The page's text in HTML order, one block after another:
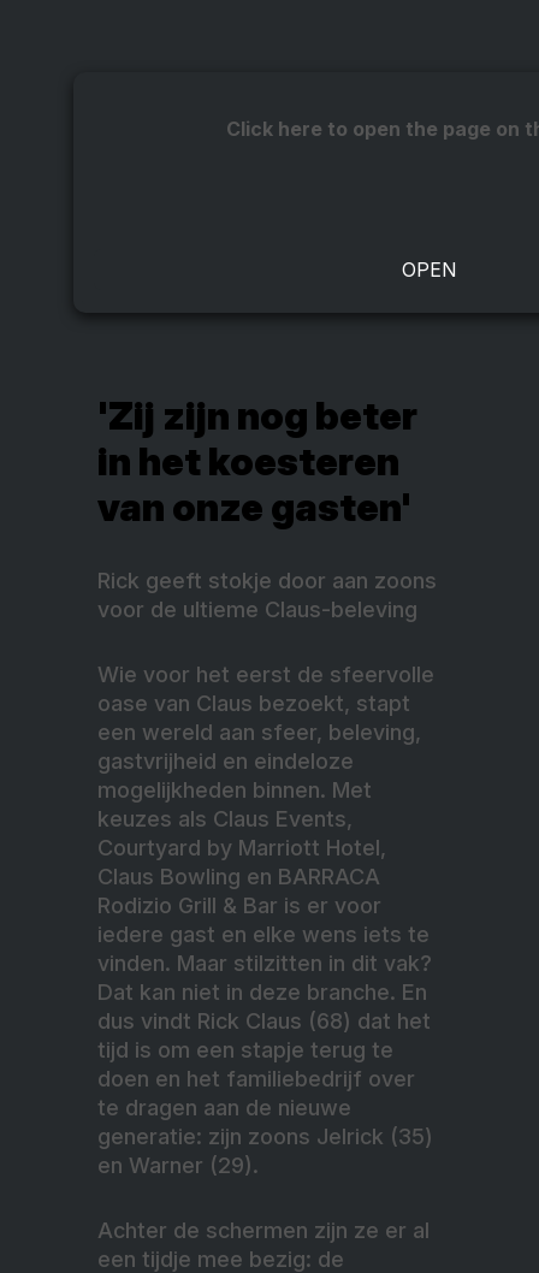
Click here to open the page on
'Zij zijn nog beter
in het koesteren
van onze gasten'
Rick geeft stokje door aan zoons
voor de ultieme Claus-beleving
Wie voor het eerst de sfeervolle
oase van Claus bezoekt, stapt
een wereld aan sfeer, beleving,
gastvrijheid en eindeloze
mogelijkheden binnen. Met
keuzes als Claus Events,
Courtyard by Marriott Hotel,
Claus Bowling en BARRACA
Rodizio Grill & Bar is er voor
iedere gast en elke wens iets te
vinden. Maar stilzitten in dit vak?
Dat kan niet in deze branche. En
dus vindt Rick Claus (68) dat het
tijd is om een stapje terug te
doen en het familiebedrijf over
te dragen aan de nieuwe
generatie: zijn zoons Jelrick (35)
en Warner (29).
Achter de schermen zijn ze er al
een tijdje mee bezig: de